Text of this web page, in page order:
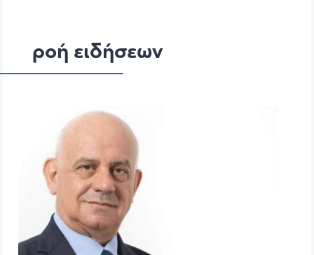
ροή ειδήσεων